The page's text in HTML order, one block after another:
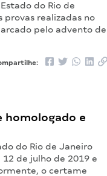
do Rio de
provas realizadas no
pelo advento de
homologado e
do Rio de Janeiro
de julho de 2019 e
o certame